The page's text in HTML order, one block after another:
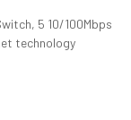
5 10/100Mbps
technology